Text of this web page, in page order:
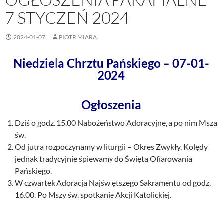
7 STYCZEŃ 2024
2024-01-07 PIOTR MIARA
Niedziela Chrztu Pańskiego – 07-01-
2024
Ogłoszenia
Dziś o godz. 15.00 Nabożeństwo Adoracyjne, a po nim Msza
św.
Od jutra rozpoczynamy w liturgii – Okres Zwykły. Kolędy
jednak tradycyjnie śpiewamy do Święta Ofiarowania
Pańskiego.
W czwartek Adoracja Najświętszego Sakramentu od godz.
16.00. Po Mszy św. spotkanie Akcji Katolickiej.